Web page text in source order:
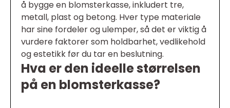
å bygge en blomsterkasse, inkludert tre,
metall, plast og betong. Hver type materiale
har sine fordeler og ulemper, så det er viktig å
vurdere faktorer som holdbarhet, vedlikehold
og estetikk før du tar en beslutning.
Hva er den ideelle størrelsen
på en blomsterkasse?